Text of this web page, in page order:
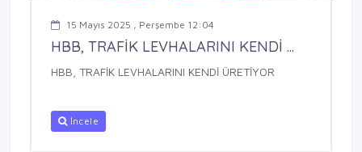
15 Mayıs 2025 , Perşembe 12:04
HBB, TRAFİK LEVHALARINI KENDİ ...
HBB, TRAFİK LEVHALARINI KENDİ ÜRETİYOR
İncele